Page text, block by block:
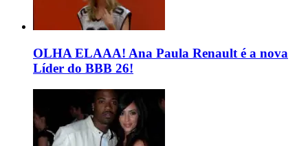
OLHA ELAAA! Ana Paula Renault é a nova
Líder do BBB 26!